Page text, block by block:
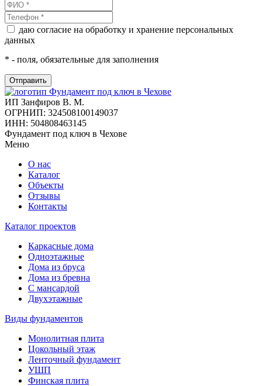
даю согласие на обработку и хранение персональных
данных
* - поля, обязательные для заполнения
ИП Занфиров В. М.
ОГРНИП: 324508100149037
ИНН: 504808463145
Фундамент под ключ в Чехове
Меню
О нас
Каталог
Объекты
Отзывы
Контакты
Каталог проектов
Каркасные дома
Одноэтажные
Дома из бруса
Дома из бревна
С мансардой
Двухэтажные
Виды фундаментов
Монолитная плита
Цокольный этаж
Ленточный фундамент
УШП
Финская плита